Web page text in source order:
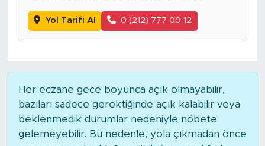
Yol Tarifi Al 0 (212) 777 00 12
Her eczane gece boyunca açık olmayabilir,
bazıları sadece gerektiğinde açık kalabilir veya
beklenmedik durumlar nedeniyle nöbete
gelemeyebilir. Bu nedenle, yola çıkmadan önce
EKONOMİ
YAŞAM
TARİHTEN GÜNÜMÜZE